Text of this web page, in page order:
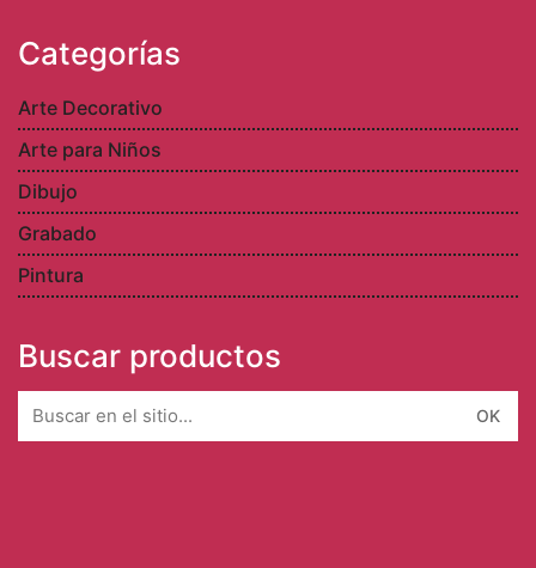
Categorías
Arte Decorativo
Arte para Niños
Dibujo
Grabado
Pintura
Buscar productos
for: